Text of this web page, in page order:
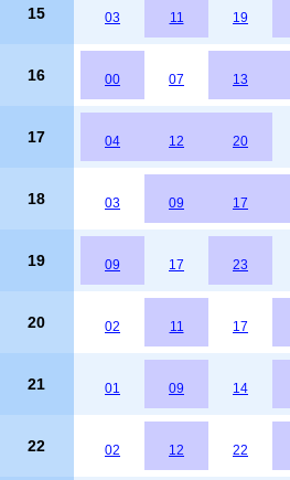
15 03 11 19
16 00 07 13
17 04 12 20
18 03 09 17
19 09 17 23
20 02 11 17
21 01 09 14
22 02 12 22